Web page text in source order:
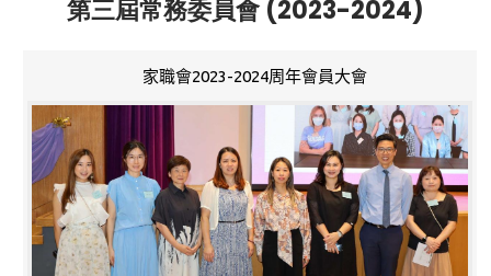
第三屆常務委員會 (2023-2024)
家職會2023-2024周年會員大會